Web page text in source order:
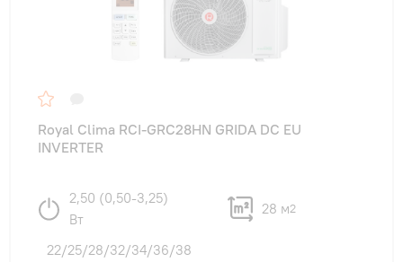
Royal Clima RCI-GRC28HN GRIDA DC EU
INVERTER
2,50 (0,50-3,25)
Вт
28 м2
22/25/28/32/34/36/38